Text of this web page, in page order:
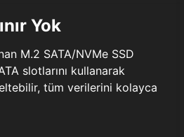
Yok
M.2 SATA/NVMe SSD
slotlarını kullanarak
tüm verilerini kolayca